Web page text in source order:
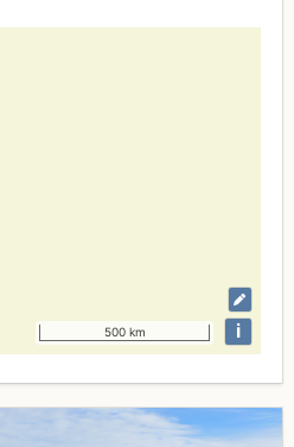
500 km i